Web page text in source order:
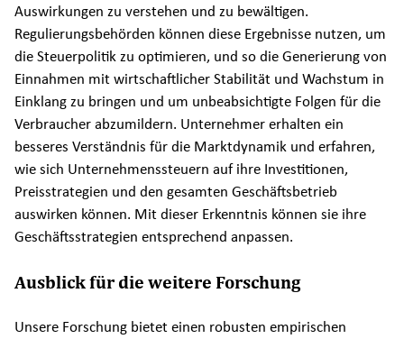
Auswirkungen zu verstehen und zu bewältigen.
Regulierungsbehörden können diese Ergebnisse nutzen, um
die Steuerpolitik zu optimieren, und so die Generierung von
Einnahmen mit wirtschaftlicher Stabilität und Wachstum in
Einklang zu bringen und um unbeabsichtigte Folgen für die
Verbraucher abzumildern. Unternehmer erhalten ein
besseres Verständnis für die Marktdynamik und erfahren,
wie sich Unternehmenssteuern auf ihre Investitionen,
Preisstrategien und den gesamten Geschäftsbetrieb
auswirken können. Mit dieser Erkenntnis können sie ihre
Geschäftsstrategien entsprechend anpassen.
Ausblick für die weitere Forschung
Unsere Forschung bietet einen robusten empirischen